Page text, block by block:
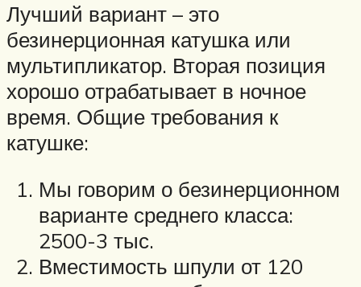
Лучший вариант – это
безинерционная катушка или
мультипликатор. Вторая позиция
хорошо отрабатывает в ночное
время. Общие требования к
катушке:
Мы говорим о безинерционном
варианте среднего класса:
2500-3 тыс.
Вместимость шпули от 120